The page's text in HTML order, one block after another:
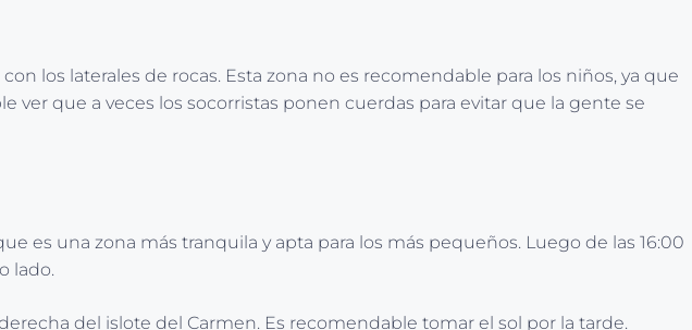
los laterales de rocas. Esta zona no es recomendable para los niños, ya que
que a veces los socorristas ponen cuerdas para evitar que la gente se
es una zona más tranquila y apta para los más pequeños. Luego de las 16:00
lado.
del islote del Carmen. Es recomendable tomar el sol por la tarde.